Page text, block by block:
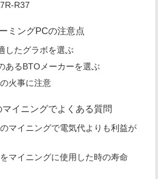
R37
ミングPCの注意点
したグラボを選ぶ
あるBTOメーカーを選ぶ
火事に注意
イニングでよくある質問
マイニングで電気代よりも利益が
マイニングに使用した時の寿命